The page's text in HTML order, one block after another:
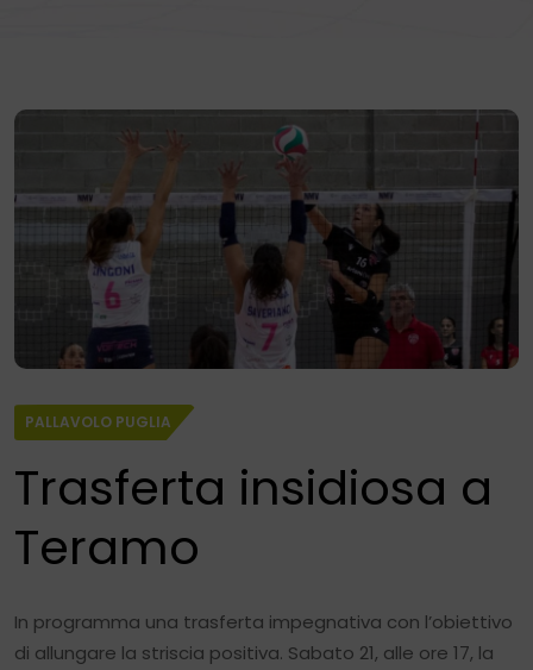
PALLAVOLO PUGLIA
Trasferta insidiosa a
Teramo
In programma una trasferta impegnativa con l’obiettivo
di allungare la striscia positiva. Sabato 21, alle ore 17, la